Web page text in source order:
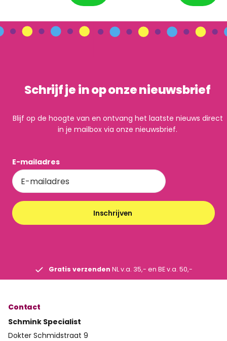
Schrijf je in op onze nieuwsbrief
Blijf op de hoogte van en ontvang het laatste nieuws direct
in je mailbox via onze nieuwsbrief.
E-mailadres
Inschrijven
Gratis verzenden NL v.a. 35,- en BE v.a. 50,-
Contact
Schmink Specialist
Dokter Schmidstraat 9